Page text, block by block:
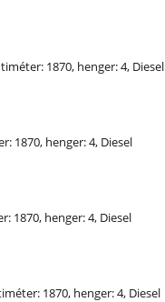
1870, henger: 4, Diesel
1870, henger: 4, Diesel
1870, henger: 4, Diesel
1870, henger: 4, Diesel